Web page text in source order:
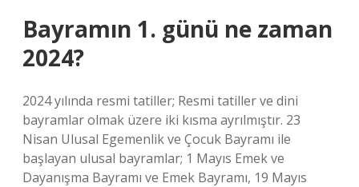
Bayramın 1. günü ne zaman
2024?
2024 yılında resmi tatiller; Resmi tatiller ve dini
bayramlar olmak üzere iki kısma ayrılmıştır. 23
Nisan Ulusal Egemenlik ve Çocuk Bayramı ile
başlayan ulusal bayramlar; 1 Mayıs Emek ve
Dayanışma Bayramı ve Emek Bayramı, 19 Mayıs